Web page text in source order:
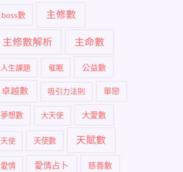
boss數 主修數
主修數解析 主命數
人生課題 催眠 公益數
卓越數 吸引力法則 單戀
夢想數 大天使 大愛數
天使 天使數 天賦數
愛情 愛情占卜 慈善數